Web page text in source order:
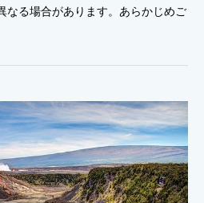
なる場合があります。あらかじめご